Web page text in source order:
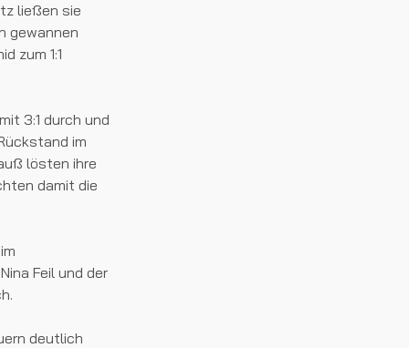
ließen sie
gewannen
zum 1:1
3:1 durch und
im
lösten ihre
damit die
Feil und der
deutlich